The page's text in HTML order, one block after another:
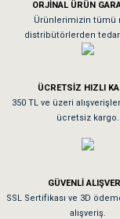
As**** Tu******
Tavşanım kafesinin
Sa**** On******
Kedilerim beğeniyorlar.
ORJİNAL ÜRÜN
Ürünlerimizin tümü
distribütörlerden
ÜCRETSİZ HIZLI
350 TL ve üzeri
ücretsiz kargo.
GÜVENLİ
SSL Sertifikası ve 3D
alışveriş.